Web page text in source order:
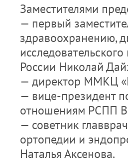
Заместителями
— первый
здравоохранению,
России Николай
— директор ММКЦ
— вице-президент
отношениям РСПП
— советник
ортопедии и
Наталья Аксенова.